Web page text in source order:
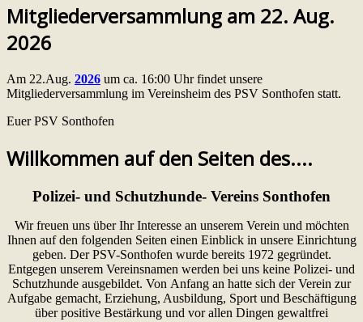
Mitgliederversammlung am 22. Aug.
2026
Am 22.Aug. 2026 um ca. 16:00 Uhr findet unsere
Mitgliederversammlung im Vereinsheim des PSV Sonthofen statt.
Euer PSV Sonthofen
Willkommen auf den Seiten des....
Polizei- und Schutzhunde- Vereins Sonthofen
Wir freuen uns über Ihr Interesse an unserem Verein und möchten
Ihnen auf den folgenden Seiten einen Einblick in unsere Einrichtung
geben. Der PSV-Sonthofen wurde bereits 1972 gegründet.
Entgegen unserem Vereinsnamen werden bei uns keine Polizei- und
Schutzhunde ausgebildet. Von Anfang an hatte sich der Verein zur
Aufgabe gemacht, Erziehung, Ausbildung, Sport und Beschäftigung
über positive Bestärkung und vor allen Dingen gewaltfrei